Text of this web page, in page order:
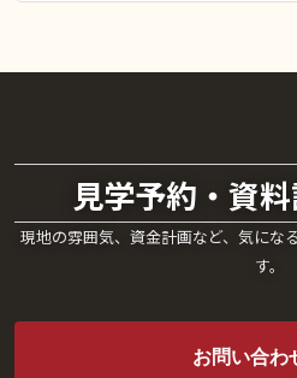
見学予約・資
現地の雰囲気、資金計画など、気にな
す。
お問い合わ